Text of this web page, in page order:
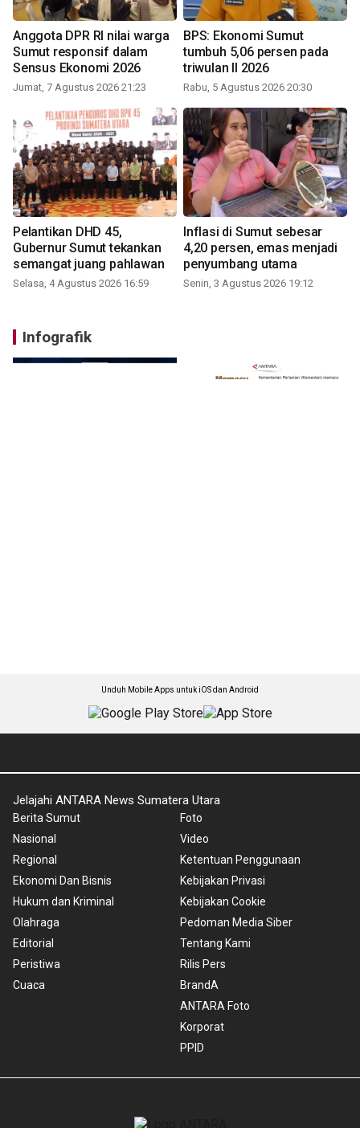
Anggota DPR RI nilai warga
Sumut responsif dalam
Sensus Ekonomi 2026
Jumat, 7 Agustus 2026 21:23
BPS: Ekonomi Sumut
tumbuh 5,06 persen pada
triwulan II 2026
Rabu, 5 Agustus 2026 20:30
Pelantikan DHD 45,
Gubernur Sumut tekankan
semangat juang pahlawan
Selasa, 4 Agustus 2026 16:59
Inflasi di Sumut sebesar
4,20 persen, emas menjadi
penyumbang utama
Senin, 3 Agustus 2026 19:12
Infografik
Unduh Mobile Apps untuk iOS dan Android
Jelajahi ANTARA News Sumatera Utara
Berita Sumut
Nasional
Regional
Ekonomi Dan Bisnis
Hukum dan Kriminal
Olahraga
Editorial
Peristiwa
Cuaca
Foto
Video
Ketentuan Penggunaan
Kebijakan Privasi
Kebijakan Cookie
Pedoman Media Siber
Tentang Kami
Rilis Pers
BrandA
ANTARA Foto
Korporat
PPID